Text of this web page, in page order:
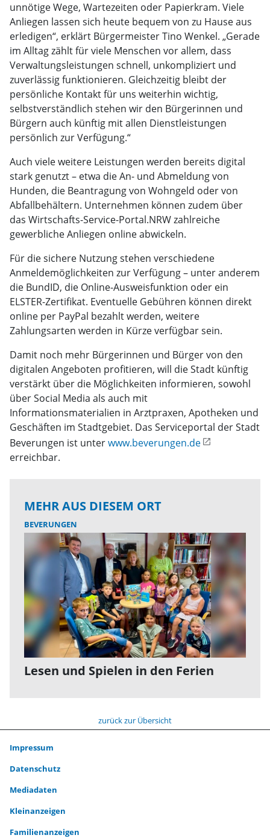
unnötige Wege, Wartezeiten oder Papierkram. Viele
Anliegen lassen sich heute bequem von zu Hause aus
erledigen“, erklärt Bürgermeister Tino Wenkel. „Gerade
im Alltag zählt für viele Menschen vor allem, dass
Verwaltungsleistungen schnell, unkompliziert und
zuverlässig funktionieren. Gleichzeitig bleibt der
persönliche Kontakt für uns weiterhin wichtig,
selbstverständlich stehen wir den Bürgerinnen und
Bürgern auch künftig mit allen Dienstleistungen
persönlich zur Verfügung.“
Auch viele weitere Leistungen werden bereits digital
stark genutzt – etwa die An- und Abmeldung von
Hunden, die Beantragung von Wohngeld oder von
Abfallbehältern. Unternehmen können zudem über
das Wirtschafts-Service-Portal.NRW zahlreiche
gewerbliche Anliegen online abwickeln.
Für die sichere Nutzung stehen verschiedene
Anmeldemöglichkeiten zur Verfügung – unter anderem
die BundID, die Online-Ausweisfunktion oder ein
ELSTER-Zertifikat. Eventuelle Gebühren können direkt
online per PayPal bezahlt werden, weitere
Zahlungsarten werden in Kürze verfügbar sein.
Damit noch mehr Bürgerinnen und Bürger von den
digitalen Angeboten profitieren, will die Stadt künftig
verstärkt über die Möglichkeiten informieren, sowohl
über Social Media als auch mit
Informationsmaterialien in Arztpraxen, Apotheken und
Geschäften im Stadtgebiet. Das Serviceportal der Stadt
Beverungen ist unterwww.beverungen.de
erreichbar.
MEHR AUS DIESEM ORT
BEVERUNGEN
Lesen und Spielen in den Ferien
zurück zur Übersicht
Impressum
Datenschutz
Mediadaten
Kleinanzeigen
Familienanzeigen